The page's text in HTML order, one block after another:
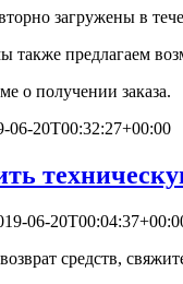
загружены в
предлагаем
о получении заказа.
06-20T00:32:27+00:00
06-
средств,